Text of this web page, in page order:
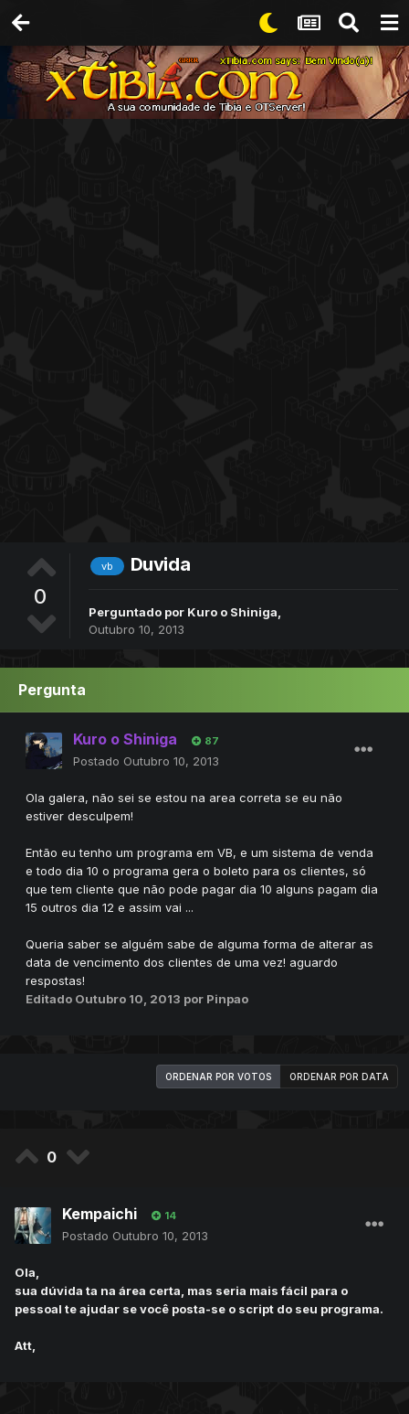
0
vb Duvida
Perguntado por Kuro o Shiniga,
Outubro 10, 2013
Pergunta
Kuro o Shiniga 87
Postado Outubro 10, 2013
Ola galera, não sei se estou na area correta se eu não
estiver desculpem!
Então eu tenho um programa em VB, e um sistema de venda
e todo dia 10 o programa gera o boleto para os clientes, só
que tem cliente que não pode pagar dia 10 alguns pagam dia
15 outros dia 12 e assim vai ...
Queria saber se alguém sabe de alguma forma de alterar as
data de vencimento dos clientes de uma vez! aguardo
respostas!
Editado Outubro 10, 2013 por Pinpao
ORDENAR POR VOTOS ORDENAR POR DATA
0
Kempaichi 14
Postado Outubro 10, 2013
Ola,
sua dúvida ta na área certa, mas seria mais fácil para o
pessoal te ajudar se você posta-se o script do seu programa.
Att,